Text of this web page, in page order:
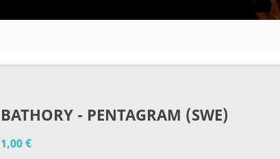
BATHORY - PENTAGRAM (SWE)
1,00 €